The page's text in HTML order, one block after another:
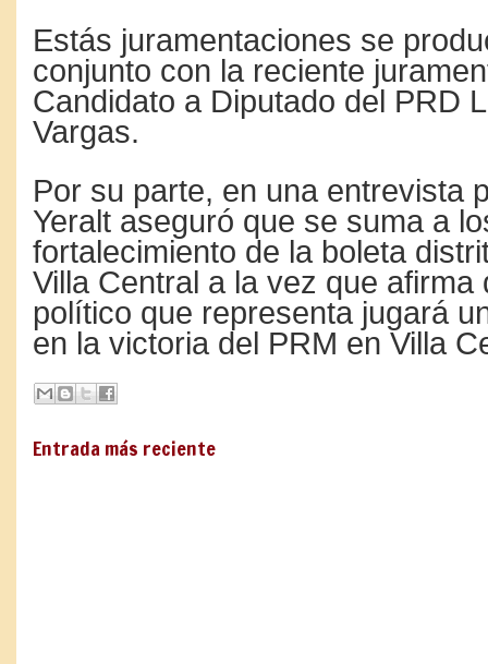
Estás juramentaciones se
conjunto con la reciente
Candidato a Diputado del PRD
Vargas.
Por su parte, en una entrevista
Yeralt aseguró que se suma a
fortalecimiento de la boleta
Villa Central a la vez que afirma
político que representa jugará
en la victoria del PRM en Villa
Entrada más reciente